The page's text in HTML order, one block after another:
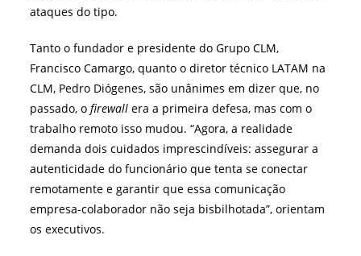
ataques do tipo.
Tanto o fundador e presidente do Grupo CLM,
Francisco Camargo, quanto o diretor técnico LATAM na
CLM, Pedro Diógenes, são unânimes em dizer que, no
passado, ofirewall era a primeira defesa, mas com o
trabalho remoto isso mudou. “Agora, a realidade
demanda dois cuidados imprescindíveis: assegurar a
autenticidade do funcionário que tenta se conectar
remotamente e garantir que essa comunicação
empresa-colaborador não seja bisbilhotada”, orientam
os executivos.